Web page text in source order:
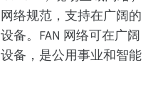
络规范，支持在广阔的
备。FAN 网络可在广阔
备，是公用事业和智能